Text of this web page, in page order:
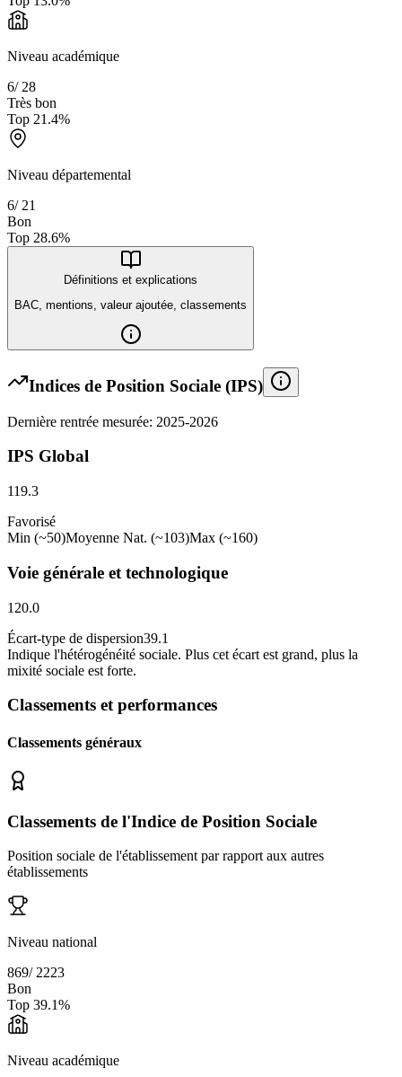
Niveau académique
6/ 28
Très bon
Top 21.4%
Niveau départemental
6/ 21
Bon
Top 28.6%
Définitions et explications
BAC, mentions, valeur ajoutée, classements
Indices de Position Sociale (IPS)
Dernière rentrée mesurée: 2025-2026
IPS Global
119.3
Favorisé
Min (~50)Moyenne Nat. (~103)Max (~160)
Voie générale et technologique
120.0
Écart-type de dispersion39.1
Indique l'hétérogénéité sociale. Plus cet écart est grand, plus la
mixité sociale est forte.
Classements et performances
Classements généraux
Classements de l'Indice de Position Sociale
Position sociale de l'établissement par rapport aux autres
établissements
Niveau national
869/ 2223
Bon
Top 39.1%
Niveau académique